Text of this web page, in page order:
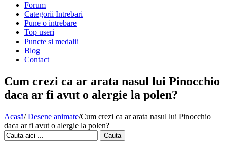
Forum
Categorii Intrebari
Pune o intrebare
Top useri
Puncte si medalii
Blog
Contact
Cum crezi ca ar arata nasul lui Pinocchio
daca ar fi avut o alergie la polen?
Acasă/ Desene animate/Cum crezi ca ar arata nasul lui Pinocchio
daca ar fi avut o alergie la polen?
Cauta